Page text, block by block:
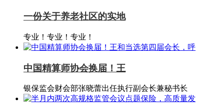
一份关于养老社区的实地
专业！专业！专业！
中国精算师协会换届！王
银保监会财会部张晓蕾出任执行副会长兼秘书长